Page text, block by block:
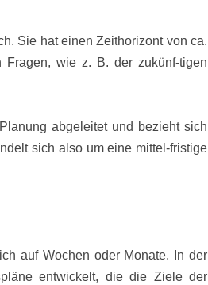
Sie hat einen Zeithorizont von ca.
Fragen, wie z. B. der zukünf-tigen
abgeleitet und bezieht sich
sich also um eine mittel-fristige
auf Wochen oder Monate. In der
entwickelt, die die Ziele der